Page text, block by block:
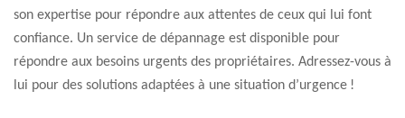
son expertise pour répondre aux attentes de ceux qui lui font
confiance. Un service de dépannage est disponible pour
répondre aux besoins urgents des propriétaires. Adressez-vous à
lui pour des solutions adaptées à une situation d’urgence !